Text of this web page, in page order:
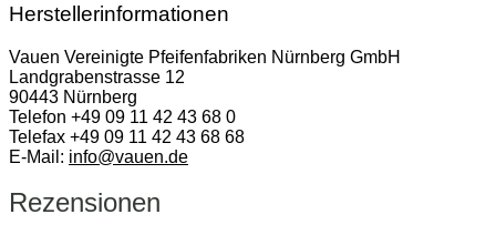
Herstellerinformationen
Vauen Vereinigte Pfeifenfabriken Nürnberg GmbH
Landgrabenstrasse 12
90443 Nürnberg
Telefon +49 09 11 42 43 68 0
Telefax +49 09 11 42 43 68 68
E-Mail: info@vauen.de
Rezensionen